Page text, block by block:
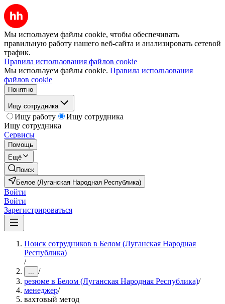
Мы используем файлы cookie, чтобы обеспечивать
правильную работу нашего веб-сайта и анализировать сетевой
трафик.
Правила использования файлов cookie
Мы используем файлы cookie. Правила использования
файлов cookie
Понятно
Ищу сотрудника
Ищу работу
Ищу сотрудника
Ищу сотрудника
Сервисы
Помощь
Ещё
Поиск
Белое (Луганская Народная Республика)
Войти
Войти
Зарегистрироваться
Поиск сотрудников в Белом (Луганская Народная
Республика)
/
... /
резюме в Белом (Луганская Народная Республика)/
менеджер/
вахтовый метод